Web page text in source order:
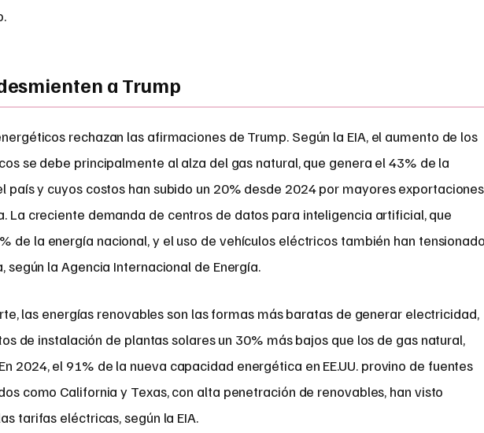
a Trump
rechazan las afirmaciones de Trump. Según la EIA, el aumento de los
se debe principalmente al alza del gas natural, que genera el 43% de la
país y cuyos costos han subido un 20% desde 2024 por mayores exportaciones
La creciente demanda de centros de datos para inteligencia artificial, que
de la energía nacional, y el uso de vehículos eléctricos también han tensionado
según la Agencia Internacional de Energía.
las energías renovables son las formas más baratas de generar electricidad,
de instalación de plantas solares un 30% más bajos que los de gas natural,
2024, el 91% de la nueva capacidad energética en EE.UU. provino de fuentes
como California y Texas, con alta penetración de renovables, han visto
tarifas eléctricas, según la EIA.